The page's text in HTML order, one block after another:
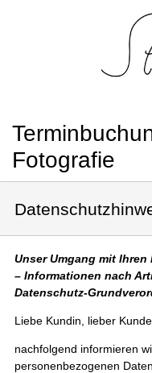
Fotografie
Unser Umgang mit
– Informationen nach
Datenschutz-
Liebe Kundin, lieber Kunde,
nachfolgend informieren
personenbezogenen